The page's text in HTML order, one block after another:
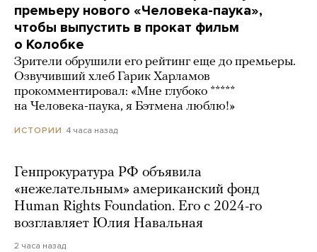
премьеру нового «Человека-паука»,
чтобы выпустить в прокат фильм
о Колобке
Зрители обрушили его рейтинг еще до премьеры.
Озвучивший хлеб Гарик Харламов
прокомментировал: «Мне глубоко *****
на Человека-паука, я Бэтмена люблю!»
ИСТОРИИ 4 часа назад
Генпрокуратура РФ объявила
«нежелательным» американский фонд
Human Rights Foundation. Его с 2024-го
возглавляет Юлия Навальная
2 часа назад